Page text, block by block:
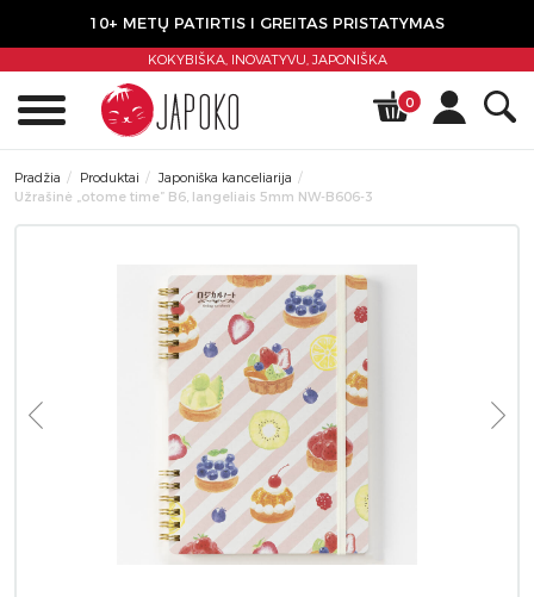
10+ METŲ PATIRTIS I GREITAS PRISTATYMAS
KOKYBIŠKA, INOVATYVU,JAPONIŠKA
0
Pradžia Produktai
Japoniška kanceliarija
Užrašinė „otome time” B6, langeliais 5mm NW-B606-3